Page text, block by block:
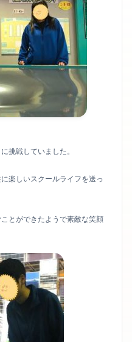
挑戦していました。
楽しいスクールライフを送っ
とができたようで素敵な笑顔